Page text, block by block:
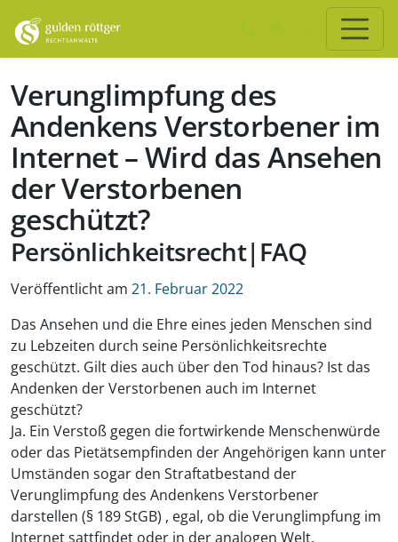
Verunglimpfung des
Andenkens Verstorbener im
Internet – Wird das Ansehen
der Verstorbenen
geschützt?
Persönlichkeitsrecht|FAQ
Veröffentlicht am 21. Februar 2022
Das Ansehen und die Ehre eines jeden Menschen sind
zu Lebzeiten durch seine Persönlichkeitsrechte
geschützt. Gilt dies auch über den Tod hinaus? Ist das
Andenken der Verstorbenen auch im Internet
geschützt?
Ja. Ein Verstoß gegen die fortwirkende Menschenwürde
oder das Pietätsempfinden der Angehörigen kann unter
Umständen sogar den Straftatbestand der
Verunglimpfung des Andenkens Verstorbener
darstellen (§ 189 StGB) , egal, ob die Verunglimpfung im
Internet sattfindet oder in der analogen Welt.